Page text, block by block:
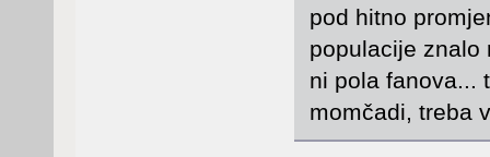
pod hitno
populacije znalo
ni pola fanova...
momčadi, treba